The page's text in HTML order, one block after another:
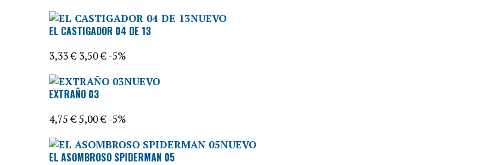
NUEVO
EL CASTIGADOR 04 DE 13
3,33 € 3,50 €-5%
NUEVO
EXTRAÑO 03
4,75 €5,00 €-5%
NUEVO
EL ASOMBROSO SPIDERMAN 05